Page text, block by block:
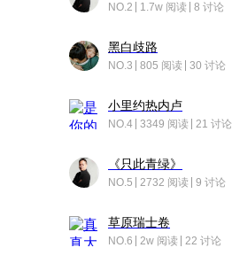
NO.2 1.7w 阅读 8 讨论
黑白歧路
NO.3 805 阅读 30 讨论
小里约热内卢
NO.4 3349 阅读 21 讨论
《只此青绿》
NO.5 2732 阅读 9 讨论
草原瑞士卷
NO.6 2w 阅读 22 讨论